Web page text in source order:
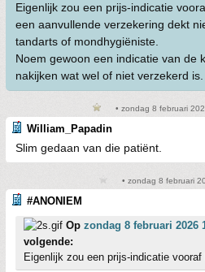
Eigenlijk zou een prijs-indicatie
een aanvullende verzekering dekt
tandarts of mondhygiëniste.
Noem gewoon een indicatie van de
nakijken wat wel of niet verzekerd is.
• zondag 8 februari
William_Papadin
Slim gedaan van die patiënt.
• zondag 8 februari
#ANONIEM
Op zondag 8 februari 2026
volgende:
Eigenlijk zou een prijs-indicatie